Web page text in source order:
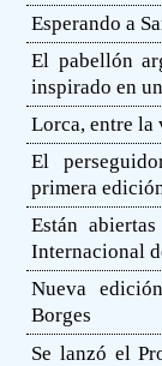
Esperando a
El pabellón
inspirado en
Lorca, entre la
El
primera
Están
Internacional
Nueva
Borges
Se lanzó el